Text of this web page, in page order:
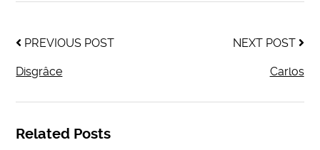
PREVIOUS POST
Disgrâce
NEXT POST
Carlos
Related Posts